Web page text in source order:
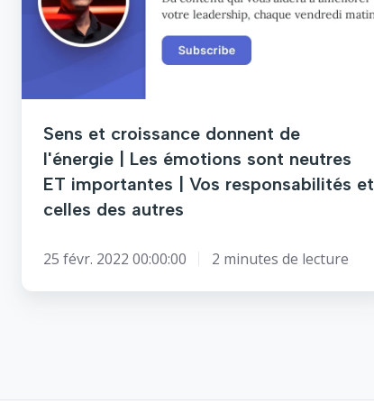
l'énergie
neutres
importantes
Vos
Sens et croissance donnent de
l'énergie | Les émotions sont neutres
ET importantes | Vos responsabilités et
celles des autres
25 févr. 2022 00:00:00 2 minutes de lecture